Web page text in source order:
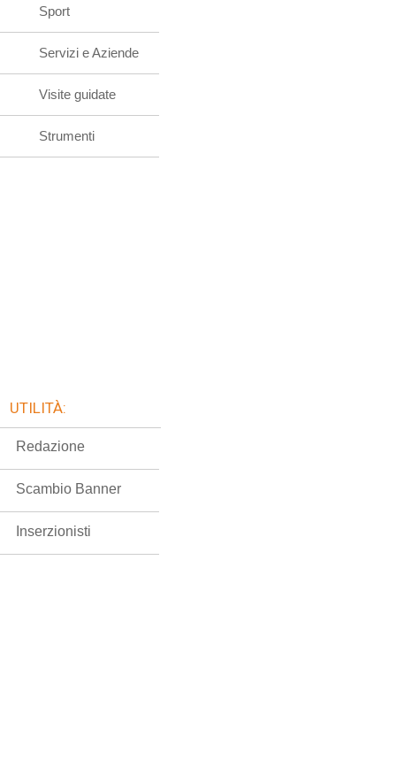
Sport
Servizi e Aziende
Visite guidate
Strumenti
UTILITÀ:
Redazione
Scambio Banner
Inserzionisti